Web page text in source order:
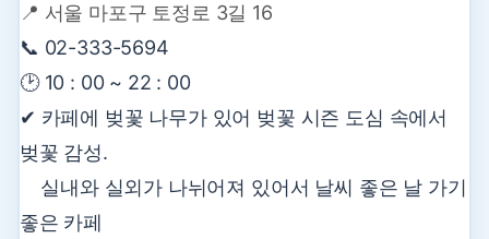
📍 서울 마포구 토정로 3길 16
📞 02-333-5694
🕑 10 : 00 ~ 22 : 00
✔ 카페에 벚꽃 나무가 있어 벚꽃 시즌 도심 속에서
벚꽃 감성.
실내와 실외가 나뉘어져 있어서 날씨 좋은 날 가기
좋은 카페